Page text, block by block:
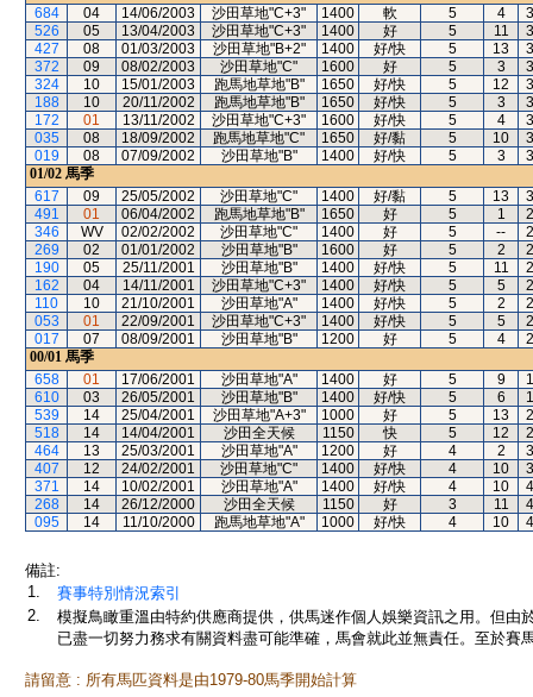
684
04 14/06/2003 沙田草地"C+3" 1400 軟 5 4
526
05 13/04/2003 沙田草地"C+3" 1400 好 5 11
427
08 01/03/2003 沙田草地"B+2" 1400 好/快 5 13
372
09 08/02/2003 沙田草地"C" 1600 好 5 3
324
10 15/01/2003 跑馬地草地"B" 1650 好/快 5 12
188
10 20/11/2002 跑馬地草地"B" 1650 好/快 5 3
172
01 13/11/2002 沙田草地"C+3" 1600 好/快 5 4
035
08 18/09/2002 跑馬地草地"C" 1650 好/黏 5 10
019
08 07/09/2002 沙田草地"B" 1400 好/快 5 3
01/02 馬季
617
09 25/05/2002 沙田草地"C" 1400 好/黏 5 13
491
01 06/04/2002 跑馬地草地"B" 1650 好 5 1
346
WV 02/02/2002 沙田草地"C" 1400 好 5 --
269
02 01/01/2002 沙田草地"B" 1600 好 5 2
190
05 25/11/2001 沙田草地"B" 1400 好/快 5 11
162
04 14/11/2001 沙田草地"C+3" 1400 好/快 5 5
110
10 21/10/2001 沙田草地"A" 1400 好/快 5 2
053
01 22/09/2001 沙田草地"C+3" 1400 好/快 5 5
017
07 08/09/2001 沙田草地"B" 1200 好 5 4
00/01 馬季
658
01 17/06/2001 沙田草地"A" 1400 好 5 9
610
03 26/05/2001 沙田草地"B" 1400 好/快 5 6
539
14 25/04/2001 沙田草地"A+3" 1000 好 5 13
518
14 14/04/2001 沙田全天候 1150 快 5 12
464
13 25/03/2001 沙田草地"A" 1200 好 4 2
407
12 24/02/2001 沙田草地"C" 1400 好/快 4 10
371
14 10/02/2001 沙田草地"A" 1400 好/快 4 10
268
14 26/12/2000 沙田全天候 1150 好 3 11
095
14 11/10/2000 跑馬地草地"A" 1000 好/快 4 10
備註:
1.
賽事特別情況索引
2.
模擬鳥瞰重溫由特約供應商提供，供馬迷作個人娛樂資訊之用。但
已盡一切努力務求有關資料盡可能準確，馬會就此並無責任。至於賽
請留意 : 所有馬匹資料是由1979-80馬季開始計算